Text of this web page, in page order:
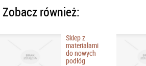
Zobacz również:
Sklep z
materiałami
do nowych
podłóg